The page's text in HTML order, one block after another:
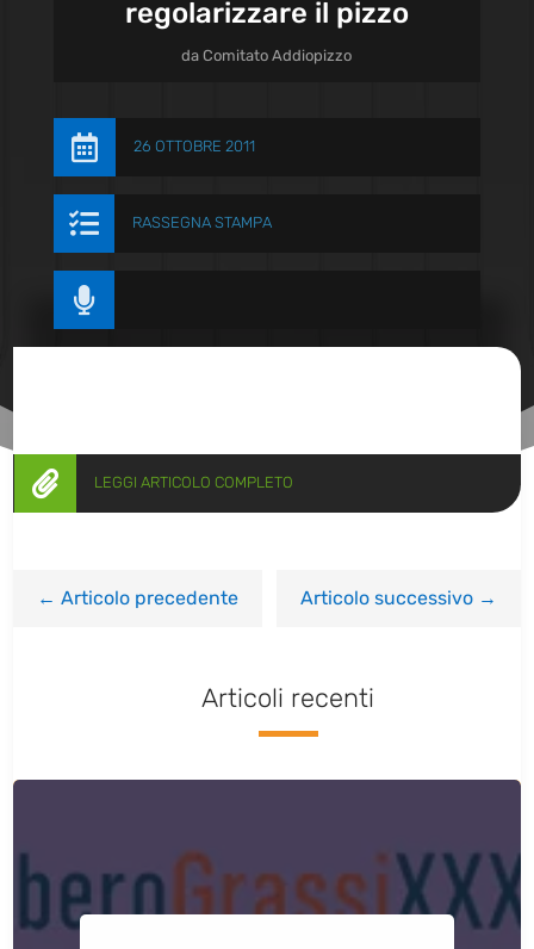
regolarizzare il pizzo
daComitato Addiopizzo
 26 OTTOBRE 2011
 RASSEGNA STAMPA

 LEGGI ARTICOLO COMPLETO
←Articolo precedente Articolo successivo→
Articoli recenti